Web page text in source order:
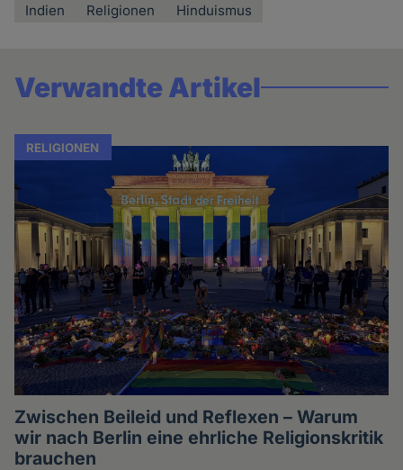
Indien Religionen Hinduismus
Verwandte Artikel
RELIGIONEN
Zwischen Beileid und Reflexen – Warum
wir nach Berlin eine ehrliche Religionskritik
brauchen